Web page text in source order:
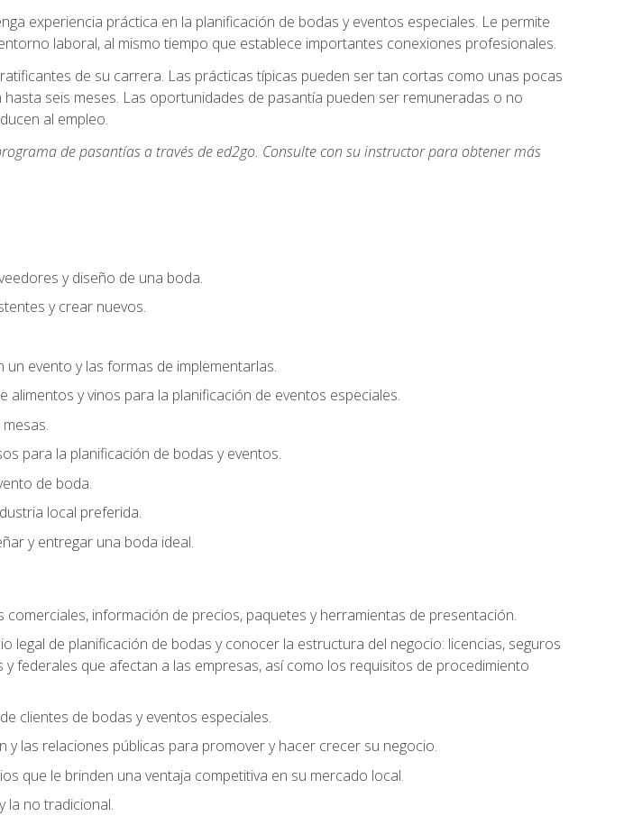
experiencia práctica en la planificación de bodas y eventos especiales. Le permite
laboral, al mismo tiempo que establece importantes conexiones profesionales.
de su carrera. Las prácticas típicas pueden ser tan cortas como unas pocas
seis meses. Las oportunidades de pasantía pueden ser remuneradas o no
al empleo.
de pasantías a través de ed2go. Consulte con su instructor para obtener más
y diseño de una boda.
y crear nuevos.
evento y las formas de implementarlas.
y vinos para la planificación de eventos especiales.
para la planificación de bodas y eventos.
de boda.
local preferida.
y entregar una boda ideal.
información de precios, paquetes y herramientas de presentación.
legal de planificación de bodas y conocer la estructura del negocio: licencias, seguros
federales que afectan a las empresas, así como los requisitos de procedimiento
clientes de bodas y eventos especiales.
y las relaciones públicas para promover y hacer crecer su negocio.
que le brinden una ventaja competitiva en su mercado local.
la no tradicional.